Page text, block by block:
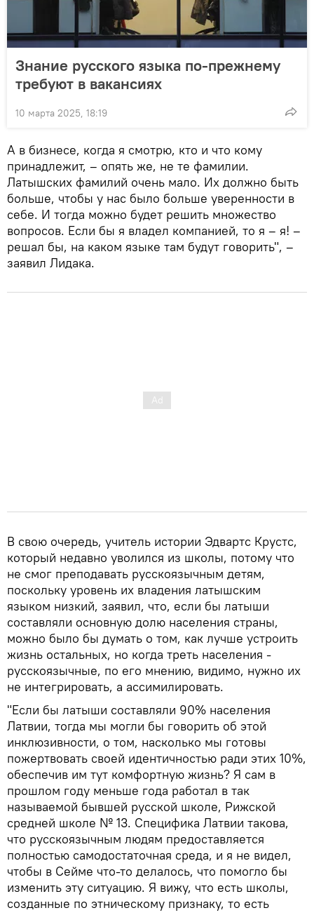
Знание русского языка по-прежнему
требуют в вакансиях
10 марта 2025, 18:19
А в бизнесе, когда я смотрю, кто и что кому
принадлежит, – опять же, не те фамилии.
Латышских фамилий очень мало. Их должно быть
больше, чтобы у нас было больше уверенности в
себе. И тогда можно будет решить множество
вопросов. Если бы я владел компанией, то я – я! –
решал бы, на каком языке там будут говорить", –
заявил Лидака.
В свою очередь, учитель истории Эдвартс Крустс,
который недавно уволился из школы, потому что
не смог преподавать русскоязычным детям,
поскольку уровень их владения латышским
языком низкий, заявил, что, если бы латыши
составляли основную долю населения страны,
можно было бы думать о том, как лучше устроить
жизнь остальных, но когда треть населения -
русскоязычные, по его мнению, видимо, нужно их
не интегрировать, а ассимилировать.
"Если бы латыши составляли 90% населения
Латвии, тогда мы могли бы говорить об этой
инклюзивности, о том, насколько мы готовы
пожертвовать своей идентичностью ради этих 10%,
обеспечив им тут комфортную жизнь? Я сам в
прошлом году меньше года работал в так
называемой бывшей русской школе, Рижской
средней школе № 13. Специфика Латвии такова,
что русскоязычным людям предоставляется
полностью самодостаточная среда, и я не видел,
чтобы в Сейме что-то делалось, что помогло бы
изменить эту ситуацию. Я вижу, что есть школы,
созданные по этническому признаку, то есть